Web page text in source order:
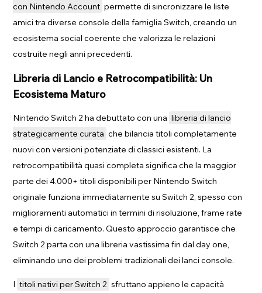
con Nintendo Account permette di sincronizzare le liste
amici tra diverse console della famiglia Switch, creando un
ecosistema social coerente che valorizza le relazioni
costruite negli anni precedenti.
Libreria di Lancio e Retrocompatibilità: Un
Ecosistema Maturo
Nintendo Switch 2 ha debuttato con una libreria di lancio
strategicamente curata che bilancia titoli completamente
nuovi con versioni potenziate di classici esistenti. La
retrocompatibilità quasi completa significa che la maggior
parte dei 4.000+ titoli disponibili per Nintendo Switch
originale funziona immediatamente su Switch 2, spesso con
miglioramenti automatici in termini di risoluzione, frame rate
e tempi di caricamento. Questo approccio garantisce che
Switch 2 parta con una libreria vastissima fin dal day one,
eliminando uno dei problemi tradizionali dei lanci console.
I titoli nativi per Switch 2 sfruttano appieno le capacità